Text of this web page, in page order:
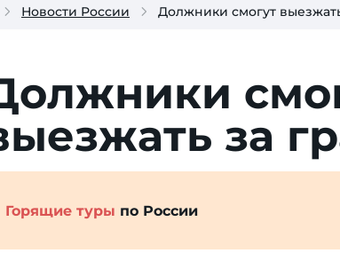
Новости России Должники смогут
за
Горящие туры по России